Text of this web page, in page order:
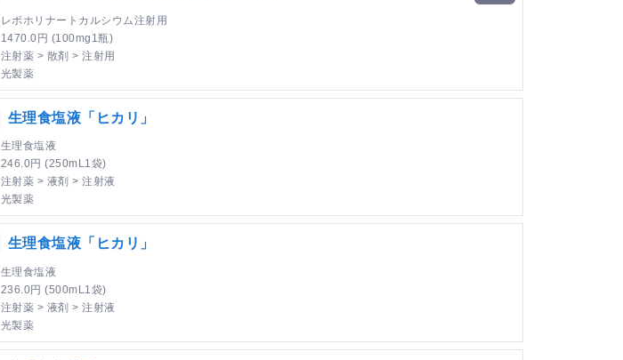
レボホリナートカルシウム注射用
1470.0円 (100mg1瓶)
注射薬 > 散剤 > 注射用
光製薬
生理食塩液「ヒカリ」
生理食塩液
246.0円 (250mL1袋)
注射薬 > 液剤 > 注射液
光製薬
生理食塩液「ヒカリ」
生理食塩液
236.0円 (500mL1袋)
注射薬 > 液剤 > 注射液
光製薬